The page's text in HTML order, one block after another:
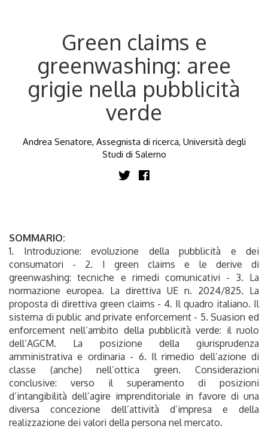
Green claims e
greenwashing: aree
grigie nella pubblicità
verde
Andrea Senatore, Assegnista di ricerca, Università degli
Studi di Salerno
SOMMARIO:
1. Introduzione: evoluzione della pubblicità e dei
consumatori - 2. I green claims e le derive di
greenwashing: tecniche e rimedi comunicativi - 3. La
normazione europea. La direttiva UE n. 2024/825. La
proposta di direttiva green claims - 4. Il quadro italiano. Il
sistema di public and private enforcement - 5. Suasion ed
enforcement nell’ambito della pubblicità verde: il ruolo
dell’AGCM. La posizione della giurisprudenza
amministrativa e ordinaria - 6. Il rimedio dell’azione di
classe (anche) nell’ottica green. Considerazioni
conclusive: verso il superamento di posizioni
d’intangibilità dell’agire imprenditoriale in favore di una
diversa concezione dell’attività d’impresa e della
realizzazione dei valori della persona nel mercato.